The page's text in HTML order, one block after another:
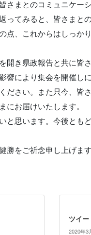
さまとのコミュニケー
ってみると、皆さまと
点、これからはしっか
開き県政報告と共に皆
響により集会を開催し
ださい。また只今、皆
にお届けいたします。
思います。今後とも
をご祈念申し上げます
ツイー
2020年3